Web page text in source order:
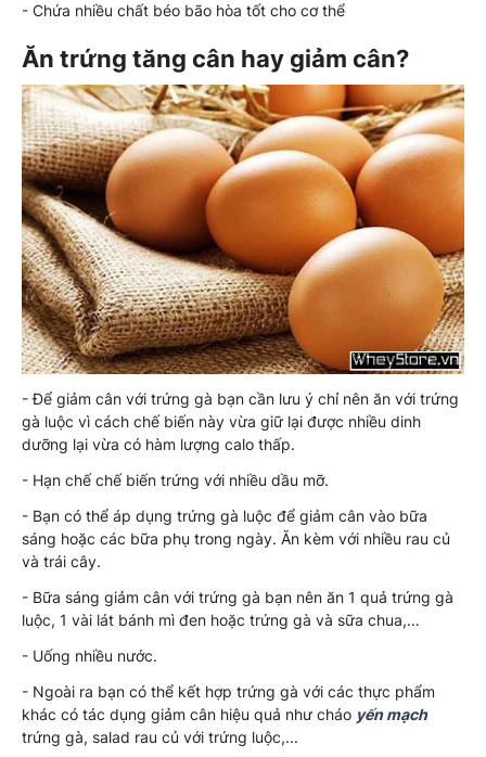
- Chứa nhiều chất béo bão hòa tốt cho cơ thể
Ăn trứng tăng cân hay giảm cân?
- Để giảm cân với trứng gà bạn cần lưu ý chỉ nên ăn với trứng
gà luộc vì cách chế biến này vừa giữ lại được nhiều dinh
dưỡng lại vừa có hàm lượng calo thấp.
- Hạn chế chế biến trứng với nhiều dầu mỡ.
- Bạn có thể áp dụng trứng gà luộc để giảm cân vào bữa
sáng hoặc các bữa phụ trong ngày. Ăn kèm với nhiều rau củ
và trái cây.
- Bữa sáng giảm cân với trứng gà bạn nên ăn 1 quả trứng gà
luộc, 1 vài lát bánh mì đen hoặc trứng gà và sữa chua,…
- Uống nhiều nước.
- Ngoài ra bạn có thể kết hợp trứng gà với các thực phẩm
khác có tác dụng giảm cân hiệu quả như cháo yến mạch
trứng gà, salad rau củ với trứng luộc,...